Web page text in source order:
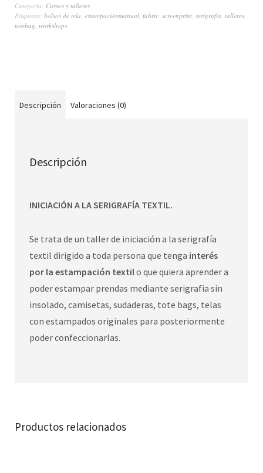
Categoría: Cursos y talleres
Etiquetas: bolsos de tela estampaciónmanual fabric screenprint serigrafía talleres
totebag workshops
Descripción Valoraciones (0)
Descripción
INICIACIÓN A LA SERIGRAFÍA TEXTIL.
Se trata de un taller de iniciación a la serigrafía
textil dirigido a toda persona que tenga interés
por la estampación textilo que quiera aprender a
poder estampar prendas mediante serigrafia sin
insolado, camisetas, sudaderas, tote bags, telas
con estampados originales para posteriormente
poder confeccionarlas.
Productos relacionados